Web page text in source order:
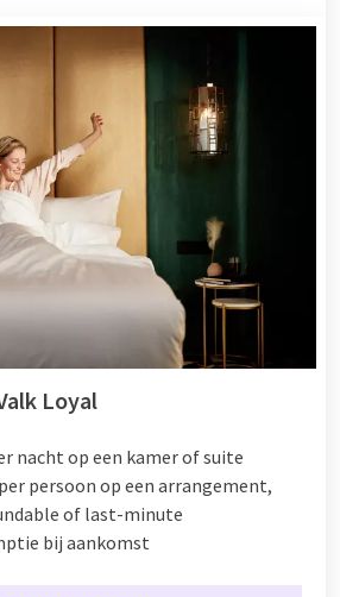
Loyal
nacht op een kamer of suite
persoon op een arrangement,
of last-minute
bij aankomst